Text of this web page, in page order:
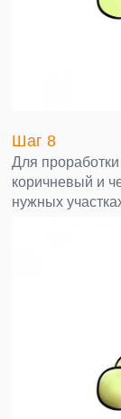
Шаг 8
Для
коричневый и
нужных